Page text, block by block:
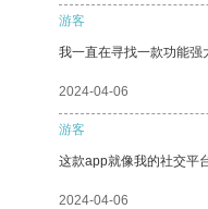
游客
我一直在寻找一款功能强
2024-04-06
游客
这款app就像我的社交平
2024-04-06